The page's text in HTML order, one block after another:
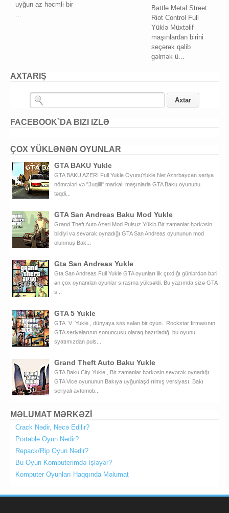
uyğun az həcmli bir
...
Battle Metal Street
Riot Control Full
Yüklə Müxtəlif
maşınlardan birini
seçərək qalib
gəlmək ü...
AXTARIŞ
FACEBOOK`DA BIZI IZLƏ
ÇOX YÜKLƏNƏN OYUNLAR
GTA BAKU Yukle
GTA BAKU AZERİ Full Yukle OyunuYukle.Net Azərbaycan seriya
nömrələri və "Juqlili" markalı maşınlarla GTA Baku oyununu
təqdi...
GTA San Andreas Baku Mod Yukle
Grand Theft Auto Azeri Mod Pulsuz Yüklə Bir zamanlar hərkəsin
bildiyi və sevərək oynadığı GTA San Andreas oyununun mod
olunmuş Bak...
Gta San Andreas Yukle
Gta San Andreas Full Yukle GTA oyunları ilk çıxdığı günlərdən bəri
ən çox oynanılan oyunlar sırasına yüksəldi. Bu yazımda sizə GTA
s...
GTA 5 Yukle
GTA V Yukle , dünyaya səs salan bir oyun. Rockstar firmasının
GTA seriyalarının sonuncusu olaraq hazırladığı bu oyunu
syatımızdan puls...
Grand Theft Auto Baku Yukle
GTA Baku City Yukle , Bir zamanlar hərkəsin sevərək oynadığı
GTA Vice oyununun Bakıya uyğunlaşdırılmış versiyası. Bakı
seriyalı avtomob...
MƏLUMAT MƏRKƏZİ
Crack Nədir, Necə Edilir?
Portable Oyun Nədir?
Repack/Rip Oyun Nədir?
Bu Oyun Komputerimdə İşləyər?
Komputer Oyunları Haqqında Məlumat